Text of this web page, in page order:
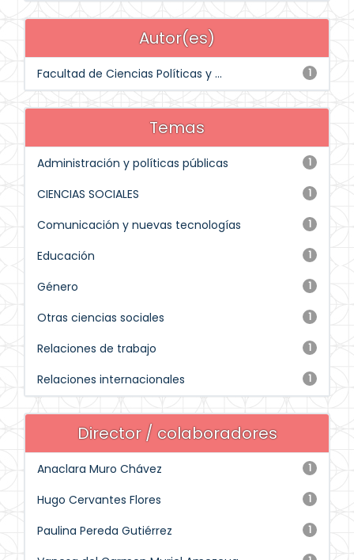
Autor(es)
1
Facultad de Ciencias Políticas y ...
Temas
1
Administración y políticas públicas
1
CIENCIAS SOCIALES
1
Comunicación y nuevas tecnologías
1
Educación
1
Género
1
Otras ciencias sociales
1
Relaciones de trabajo
1
Relaciones internacionales
Director / colaboradores
1
Anaclara Muro Chávez
1
Hugo Cervantes Flores
1
Paulina Pereda Gutiérrez